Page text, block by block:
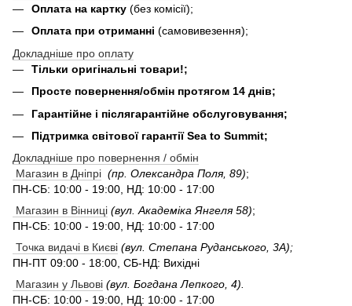
Оплата на картку (без комісії);
Оплата при отриманні (самовивезення);
Докладніше про оплату
Тільки оригінальні товари!;
Просте повернення/обмін протягом 14 днів;
Гарантійне і післягарантійне обслуговування;
Підтримка світової гарантії Sea to Summit;
Докладніше про повернення / обмін
Магазин в Дніпрі (пр. Олександра Поля, 89);
ПН-СБ: 10:00 - 19:00, НД: 10:00 - 17:00
Магазин в Вінниці (вул. Академіка Янгеля 58);
ПН-СБ: 10:00 - 19:00, НД: 10:00 - 17:00
Точка видачі в Києві (вул. Степана Руданського, 3А);
ПН-ПТ 09:00 - 18:00, СБ-НД: Вихідні
Магазин у Львові (вул. Богдана Лепкого, 4).
ПН-СБ: 10:00 - 19:00, НД: 10:00 - 17:00